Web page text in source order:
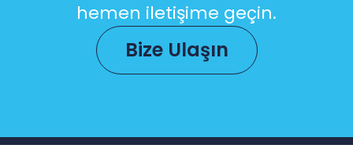
hemen iletişime geçin.
Bize Ulaşın